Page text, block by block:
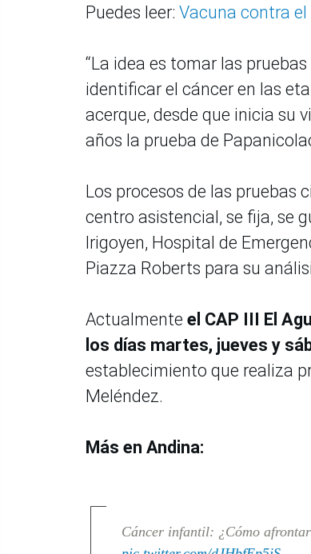
Puedes leer: Vacuna contra el
“La idea es tomar las
identificar el cáncer en las
acerque, desde que inicia su
años la prueba de
Los procesos de las pruebas
centro asistencial, se fija, se
Irigoyen, Hospital de
Piazza Roberts para su
Actualmente el CAP III El
los días martes, jueves y
establecimiento que realiza
Meléndez.
Más en Andina:
Cáncer infantil: ¿Cómo